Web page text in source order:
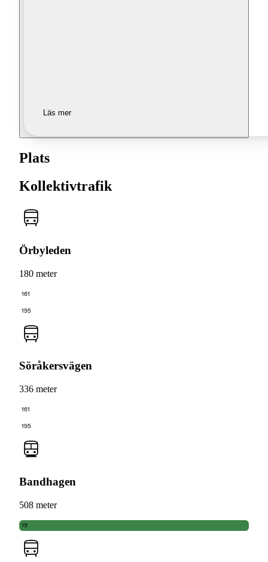
Läs mer
Plats
Kollektivtrafik
Örbyleden
180 meter
161
195
Söråkersvägen
336 meter
161
195
Bandhagen
508 meter
19